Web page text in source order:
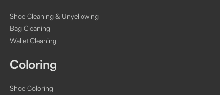
Shoe Cleaning & Unyellowing
Bag Cleaning
Wallet Cleaning
Coloring
Shoe Coloring